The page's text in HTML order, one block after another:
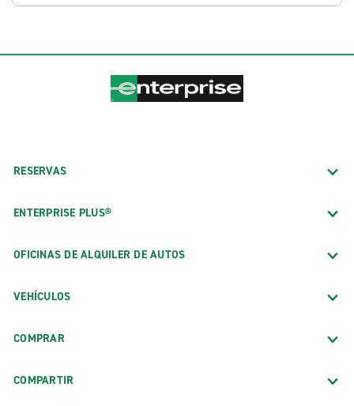
RESERVAS
ENTERPRISE PLUS®
OFICINAS DE ALQUILER DE AUTOS
VEHÍCULOS
COMPRAR
COMPARTIR